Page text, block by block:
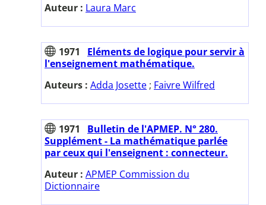
Auteur : Laura Marc
1971
Eléments de logique pour servir à
l'enseignement mathématique.
Auteurs : Adda Josette ; Faivre Wilfred
1971
Bulletin de l'APMEP. N° 280.
Supplément - La mathématique parlée
par ceux qui l'enseignent : connecteur.
Auteur : APMEP Commission du
Dictionnaire